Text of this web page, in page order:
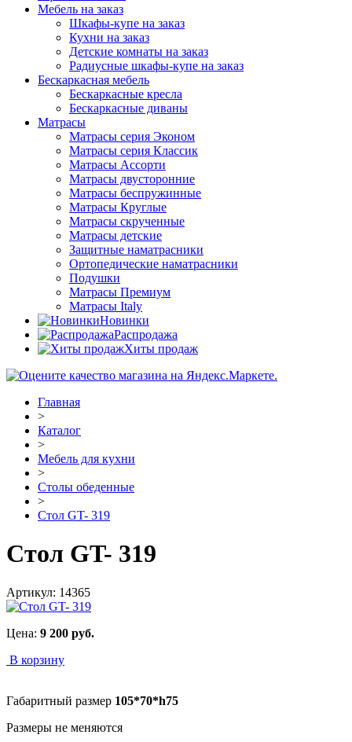
Мебель на заказ
Шкафы-купе на заказ
Кухни на заказ
Детские комнаты на заказ
Радиусные шкафы-купе на заказ
Бескаркасная мебель
Бескаркасные кресла
Бескаркасные диваны
Матрасы
Матрасы серия Эконом
Матрасы серия Классик
Матрасы Ассорти
Матрасы двусторонние
Матрасы беспружинные
Матрасы Круглые
Матрасы скрученные
Матрасы детские
Защитные наматрасники
Ортопедические наматрасники
Подушки
Матрасы Премиум
Матрасы Italy
Новинки
Распродажа
Хиты продаж
Главная
>
Каталог
>
Мебель для кухни
>
Столы обеденные
>
Стол GT- 319
Стол GT- 319
Артикул: 14365
Цена: 9 200 руб.
В корзину
Габаритный размер 105*70*h75
Размеры не меняются